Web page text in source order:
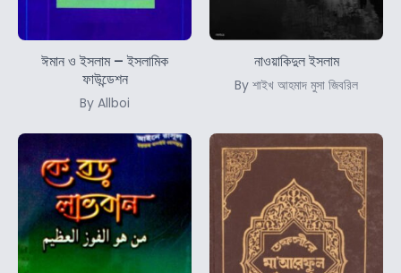
ঈমান ও ইসলাম – ইসলামিক
ফাউন্ডেশন
By Allboi
নাওয়াকিদুল ইসলাম
By শাইখ আহমাদ মুসা জিবরিল